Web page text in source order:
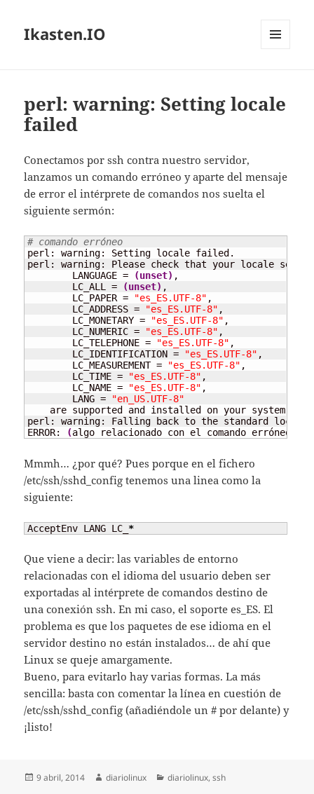
Ikasten.IO
perl: warning: Setting locale
failed
Conectamos por ssh contra nuestro servidor,
lanzamos un comando erróneo y aparte del mensaje
de error el intérprete de comandos nos suelta el
siguiente sermón:
# comando erróneo
perl: warning: Setting locale failed.
perl: warning: Please check that your locale
	LANGUAGE =
(unset) ,
	LC_ALL =
(unset) ,
	LC_PAPER =
"es_ES.UTF-8" ,
	LC_ADDRESS =
"es_ES.UTF-8" ,
	LC_MONETARY =
"es_ES.UTF-8" ,
	LC_NUMERIC =
"es_ES.UTF-8" ,
	LC_TELEPHONE =
"es_ES.UTF-8" ,
	LC_IDENTIFICATION =
"es_ES.UTF-8" ,
	LC_MEASUREMENT =
"es_ES.UTF-8" ,
	LC_TIME =
"es_ES.UTF-8" ,
	LC_NAME =
"es_ES.UTF-8" ,
	LANG =
"en_US.UTF-8"
    are supported and installed on your system.
perl: warning: Falling back to the standard locale
ERROR: (algo relacionado con el comando erróneo
Mmmh… ¿por qué? Pues porque en el fichero
/etc/ssh/sshd_config tenemos una linea como la
siguiente:
AcceptEnv LANG LC_ *
Que viene a decir: las variables de entorno
relacionadas con el idioma del usuario deben ser
exportadas al intérprete de comandos destino de
una conexión ssh. En mi caso, el soporte es_ES. El
problema es que los paquetes de ese idioma en el
servidor destino no están instalados… de ahí que
Linux se queje amargamente.
Bueno, para evitarlo hay varias formas. La más
sencilla: basta con comentar la línea en cuestión de
/etc/ssh/sshd_config (añadiéndole un # por delante) y
¡listo!
Publicado
9 abril, 2014 Autor
diariolinux Categorías
diariolinux,ssh